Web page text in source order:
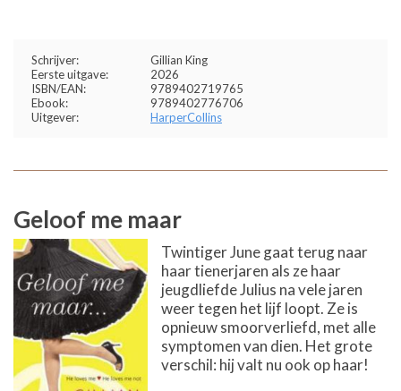
Schrijver:
Gillian King
Eerste uitgave:
2026
ISBN/EAN:
9789402719765
Ebook:
9789402776706
Uitgever:
HarperCollins
Geloof me maar
Twintiger June gaat terug naar
haar tienerjaren als ze haar
jeugdliefde Julius na vele jaren
weer tegen het lijf loopt. Ze is
opnieuw smoorverliefd, met alle
symptomen van dien. Het grote
verschil: hij valt nu ook op haar!